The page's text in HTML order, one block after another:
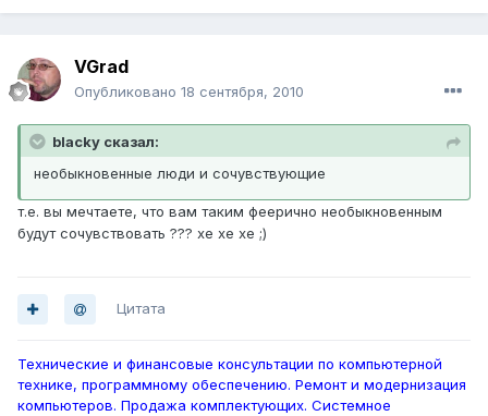
VGrad
Опубликовано 18 сентября, 2010
blacky сказал:
необыкновенные люди и сочувствующие
т.е. вы мечтаете, что вам таким феерично необыкновенным
будут сочувствовать ??? хе хе хе ;)
Цитата
Технические и финансовые консультации по компьютерной
технике, программному обеспечению. Ремонт и модернизация
компьютеров. Продажа комплектующих. Системное